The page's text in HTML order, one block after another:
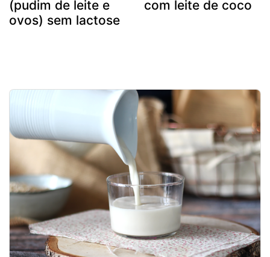
(pudim de leite e
ovos) sem lactose
com leite de coco